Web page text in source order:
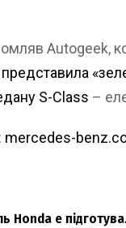
Autogeek,
S-Class –
mercedes-
Honda e